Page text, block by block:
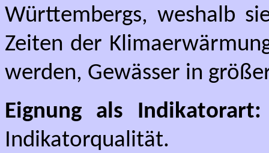
Württembergs, weshalb
Zeiten der
werden, Gewässer in
Eignung als Indikatorart:
Indikatorqualität.